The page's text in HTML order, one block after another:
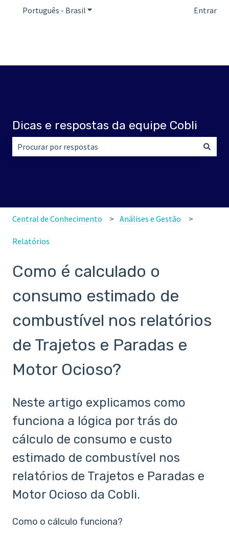
Português - Brasil Mostrar submenu para traduçõesEntrar
Dicas e respostas da equipe Cobli
Central de Conhecimento Análises e Gestão
Relatórios
Como é calculado o
consumo estimado de
combustível nos relatórios
de Trajetos e Paradas e
Motor Ocioso?
Neste artigo explicamos como
funciona a lógica por trás do
cálculo de consumo e custo
estimado de combustível nos
relatórios de Trajetos e Paradas e
Motor Ocioso da Cobli.
Como o cálculo funciona?